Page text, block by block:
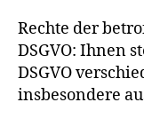
Rechte der
DSGVO: Ihnen
DSGVO
insbesondere